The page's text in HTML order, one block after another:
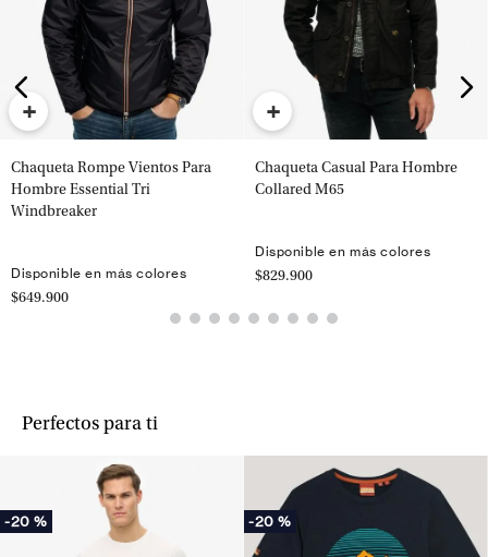
+
Chaqueta Rompe Vientos Para
Hombre Essential Tri
Windbreaker
Disponible en más colores
$649.900
+
Chaqueta Casual Para Hombre
Collared M65
Disponible en más colores
$829.900
Perfectos para ti
-20 % -20 %